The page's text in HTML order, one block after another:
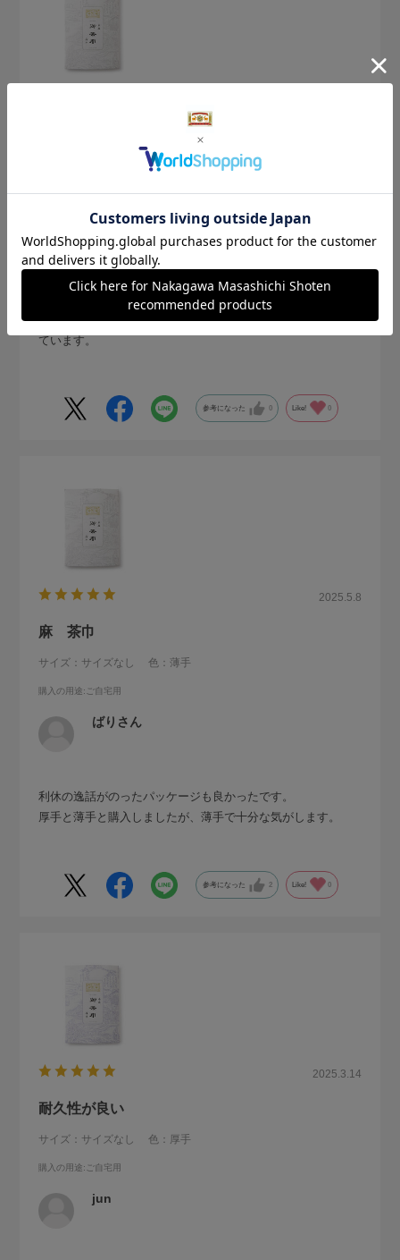
色：薄手
購入の用途:ご自宅用
CC
お茶のお稽古のため購入しました。
薄手のみ購入のため、厚手との比較はできませんが、満足し
ています。
参考になった 0 Like! 0
2025.5.8
麻 茶巾
サイズ：サイズなし 色：薄手
購入の用途:ご自宅用
ばりさん
利休の逸話がのったパッケージも良かったです。
厚手と薄手と購入しましたが、薄手で十分な気がします。
参考になった 2 Like! 0
2025.3.14
耐久性が良い
サイズ：サイズなし 色：厚手
購入の用途:ご自宅用
jun